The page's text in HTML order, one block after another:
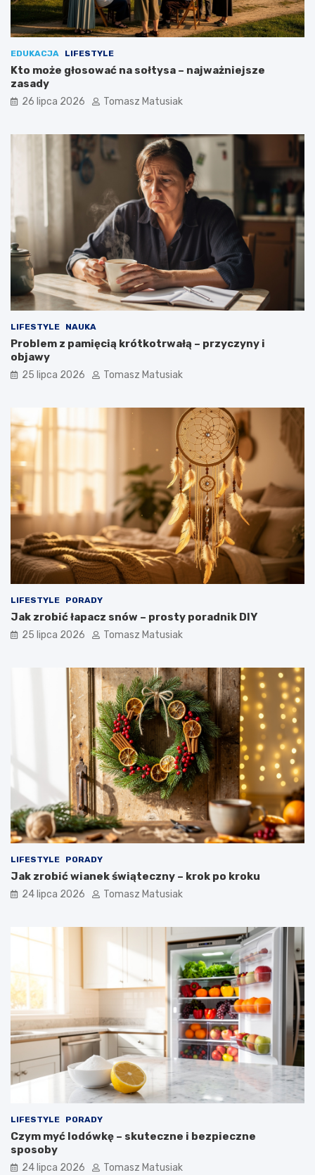
EDUKACJA LIFESTYLE
Kto może głosować na sołtysa – najważniejsze
zasady
26 lipca 2026 Tomasz Matusiak
LIFESTYLE NAUKA
Problem z pamięcią krótkotrwałą – przyczyny i
objawy
25 lipca 2026 Tomasz Matusiak
LIFESTYLE PORADY
Jak zrobić łapacz snów – prosty poradnik DIY
25 lipca 2026 Tomasz Matusiak
LIFESTYLE PORADY
Jak zrobić wianek świąteczny – krok po kroku
24 lipca 2026 Tomasz Matusiak
LIFESTYLE PORADY
Czym myć lodówkę – skuteczne i bezpieczne
sposoby
24 lipca 2026 Tomasz Matusiak